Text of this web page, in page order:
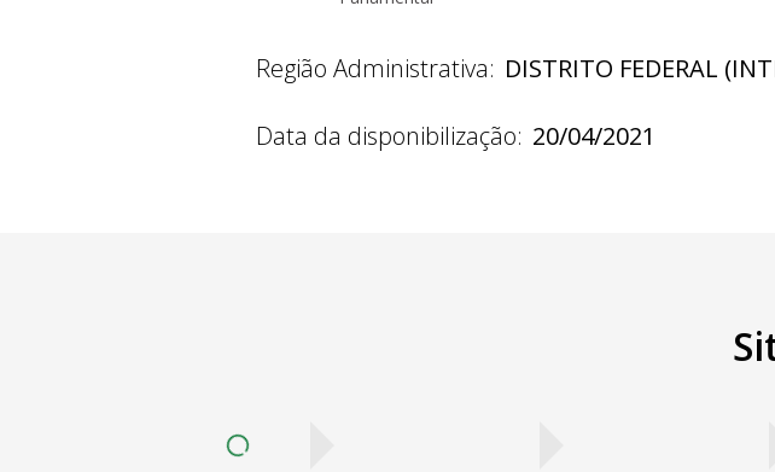
Região Administrativa: DISTRITO FEDERAL
Data da disponibilização: 20/04/2021